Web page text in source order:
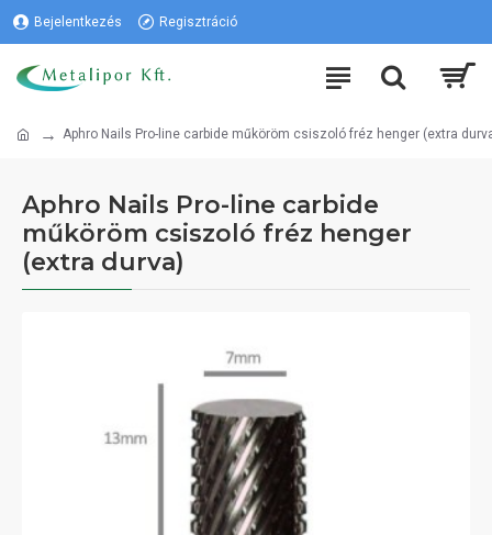
Bejelentkezés Regisztráció
Aphro Nails Pro-line carbide műköröm csiszoló fréz henger (extra
Aphro Nails Pro-line carbide
műköröm csiszoló fréz henger
(extra durva)